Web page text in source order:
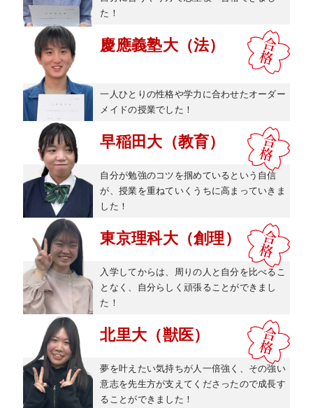
た！
慶應義塾大（法）
一人ひとりの性格や学力に合わせたオーダー
メイドの授業でした！
早稲田大（教育）
自分が勉強のコツを掴めているという自信
が、授業を重ねていくうちに高まっていきま
した！
東京理科大（創理）
入学してからは、周りの人と自分を比べるこ
となく、自分らしく頑張ることができまし
た！
北里大（獣医）
夢を叶えたい気持ちが人一倍強く、その強い
意志を先生方が支えてくださったので成長す
ることができました！